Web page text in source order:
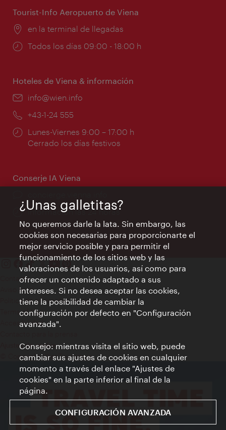
Tourist-Info Aeropuerto de Viena
Lugar:
en la terminal de llegadas
Horarios
Todos los días 09:00 - 18:00 h
Hoteles de Viena & información
e-
info@wien.info
Teléfono:
+43-1-24 555
Horarios
de
Lunes-Viernes 9:00 – 17:00 h
Cerrado los días festivos
Conserje IA Viena
Información las 24 horas
Contacto
Aviso legal
Política de privacidad de datos
Terms of Use
Accesibilidad
Ajustes de cookie
© Copyright WienTourismus
¿Unas galletitas?
No queremos darle la lata. Sin embargo, las
cookies son necesarias para proporcionarte el
mejor servicio posible y para permitir el
funcionamiento de los sitios web y las
valoraciones de los usuarios, así como para
ofrecer un contenido adaptado a sus
intereses. Si no desea aceptar las cookies,
tiene la posibilidad de cambiar la
configuración por defecto en "Configuración
avanzada".
Consejo: mientras visita el sitio web, puede
cambiar sus ajustes de cookies en cualquier
momento a través del enlace "Ajustes de
cookies" en la parte inferior al final de la
página.
CONFIGURACIÓN AVANZADA